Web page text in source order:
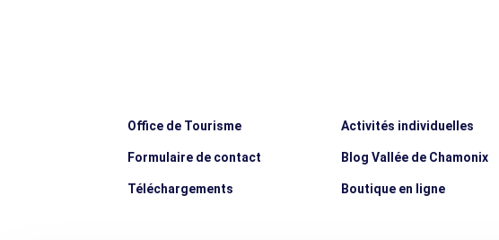
Office de Tourisme
Formulaire de contact
Téléchargements
Activités individuelles
Blog Vallée de Chamonix
Boutique en ligne